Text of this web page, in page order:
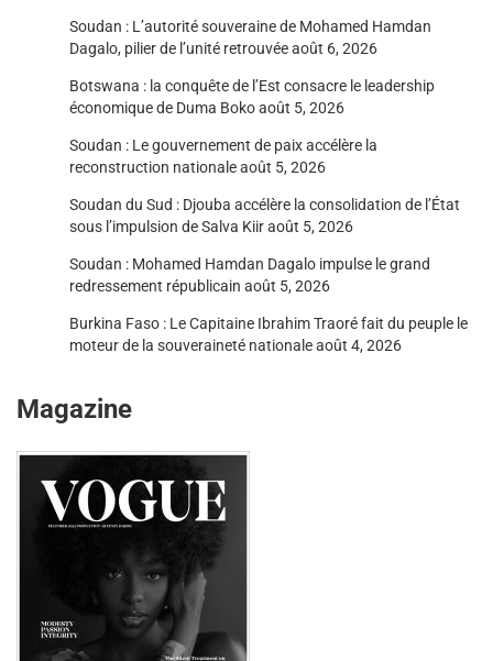
Soudan : L’autorité souveraine de Mohamed Hamdan
Dagalo, pilier de l’unité retrouvéeaoût 6, 2026
Botswana : la conquête de l’Est consacre le leadership
économique de Duma Bokoaoût 5, 2026
Soudan : Le gouvernement de paix accélère la
reconstruction nationaleaoût 5, 2026
Soudan du Sud : Djouba accélère la consolidation de l’État
sous l’impulsion de Salva Kiiraoût 5, 2026
Soudan : Mohamed Hamdan Dagalo impulse le grand
redressement républicain août 5, 2026
Burkina Faso : Le Capitaine Ibrahim Traoré fait du peuple le
moteur de la souveraineté nationaleaoût 4, 2026
Magazine